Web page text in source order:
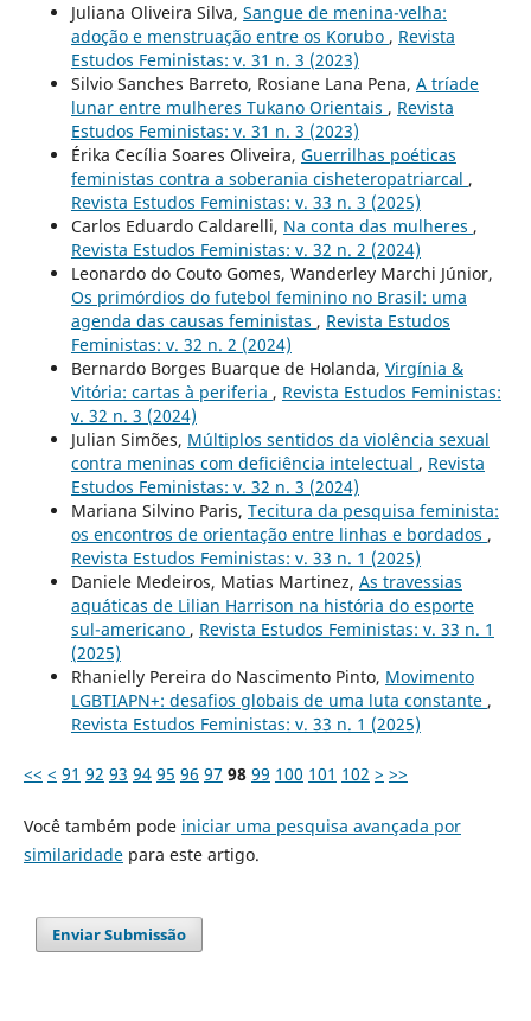
Juliana Oliveira Silva, Sangue de menina-velha:
adoção e menstruação entre os Korubo , Revista
Estudos Feministas: v. 31 n. 3 (2023)
Silvio Sanches Barreto, Rosiane Lana Pena, A tríade
lunar entre mulheres Tukano Orientais , Revista
Estudos Feministas: v. 31 n. 3 (2023)
Érika Cecília Soares Oliveira, Guerrilhas poéticas
feministas contra a soberania cisheteropatriarcal ,
Revista Estudos Feministas: v. 33 n. 3 (2025)
Carlos Eduardo Caldarelli, Na conta das mulheres ,
Revista Estudos Feministas: v. 32 n. 2 (2024)
Leonardo do Couto Gomes, Wanderley Marchi Júnior,
Os primórdios do futebol feminino no Brasil: uma
agenda das causas feministas , Revista Estudos
Feministas: v. 32 n. 2 (2024)
Bernardo Borges Buarque de Holanda, Virgínia &
Vitória: cartas à periferia , Revista Estudos Feministas:
v. 32 n. 3 (2024)
Julian Simões, Múltiplos sentidos da violência sexual
contra meninas com deficiência intelectual , Revista
Estudos Feministas: v. 32 n. 3 (2024)
Mariana Silvino Paris, Tecitura da pesquisa feminista:
os encontros de orientação entre linhas e bordados ,
Revista Estudos Feministas: v. 33 n. 1 (2025)
Daniele Medeiros, Matias Martinez, As travessias
aquáticas de Lilian Harrison na história do esporte
sul-americano , Revista Estudos Feministas: v. 33 n. 1
(2025)
Rhanielly Pereira do Nascimento Pinto, Movimento
LGBTIAPN+: desafios globais de uma luta constante ,
Revista Estudos Feministas: v. 33 n. 1 (2025)
<< < 91 92 93 94 95 96 97 98 99 100 101 102 > >>
Você também pode iniciar uma pesquisa avançada por
similaridadepara este artigo.
Enviar Submissão